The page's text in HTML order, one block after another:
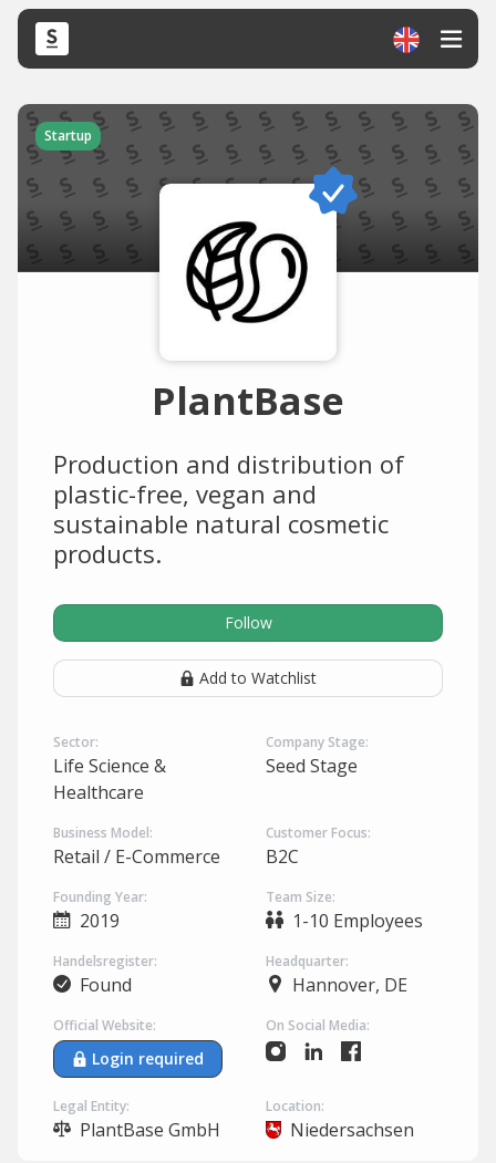
Startup
PlantBase
Production and distribution of
plastic-free, vegan and
sustainable natural cosmetic
products.
Follow
Add to Watchlist
Sector:
Life Science &
Healthcare
Company Stage:
Seed Stage
Business Model:
Retail / E-Commerce
Customer Focus:
B2C
Founding Year:
2019
Team Size:
1-10 Employees
Handelsregister:
Found
Headquarter:
Hannover, DE
Official Website:
Login required
On Social Media:
Legal Entity:
PlantBase GmbH
Location:
Niedersachsen